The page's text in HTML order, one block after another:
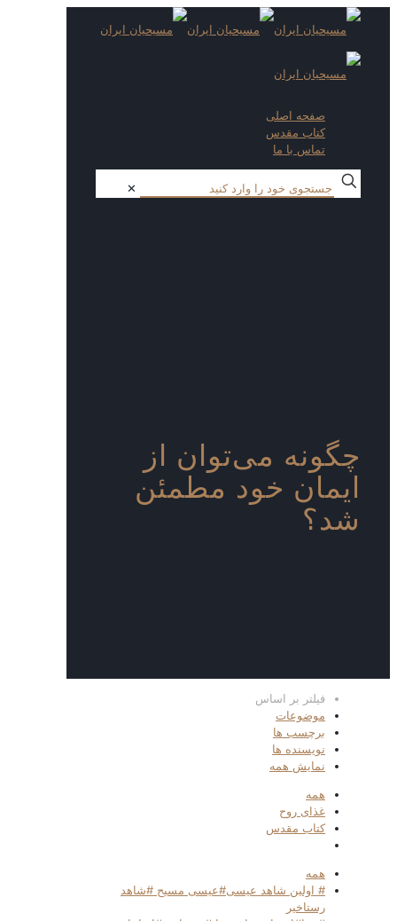
صفحه اصلی
کتاب مقدس
تماس با ما
✕
چگونه می‌توان از
ایمان خود مطمئن
شد؟
فیلتر بر اساس
موضوعات
برچسب ها
نویسنده ها
نمایش همه
همه
غذای روح
کتاب مقدس
همه
# اولین شاهد عیسی#عیسی مسیح #شاهد
رستاخیر